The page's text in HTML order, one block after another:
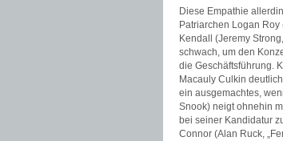
Diese Empathie
Patriarchen Logan
Kendall (Jeremy
schwach, um den
die Geschäftsführung.
Macauly Culkin
ein ausgemachtes,
Snook) neigt ohnehin
bei seiner Kandidatur
Connor (Alan Ruck,